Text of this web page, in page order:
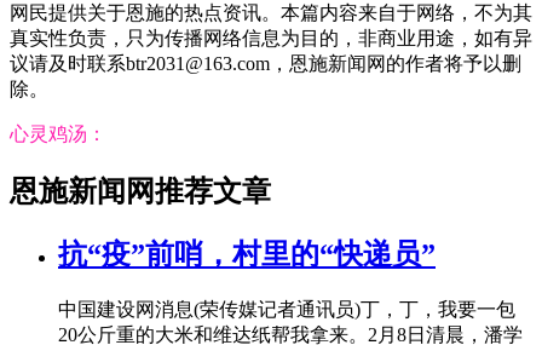
网民提供关于恩施的热点资讯。本篇内容来自于网络，不为其
真实性负责，只为传播网络信息为目的，非商业用途，如有异
议请及时联系btr2031@163.com，恩施新闻网的作者将予以删
除。
心灵鸡汤：
恩施新闻网推荐文章
抗“疫”前哨，村里的“快递员”
中国建设网消息(荣传媒记者通讯员)丁，丁，我要一包
20公斤重的大米和维达纸帮我拿来。2月8日清晨，潘学